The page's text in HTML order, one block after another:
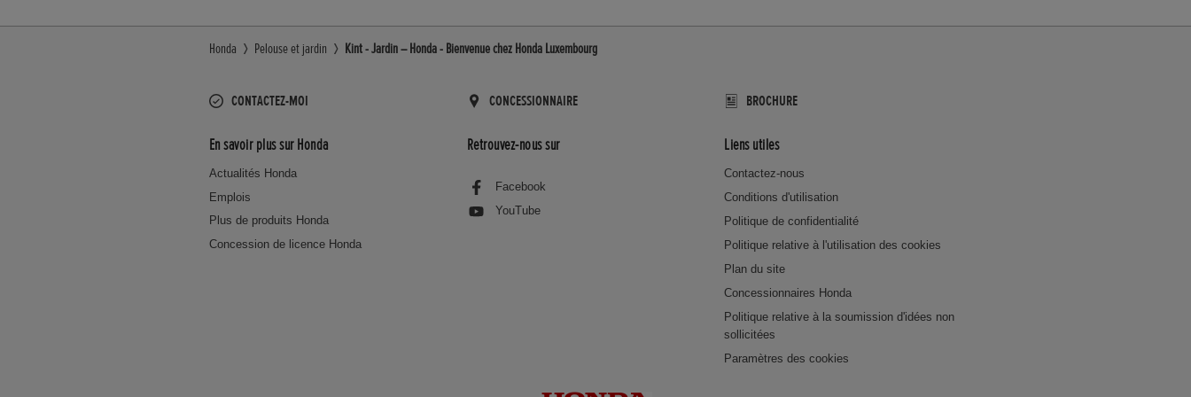
Honda Pelouse et jardin Kint - Jardin – Honda - Bienvenue chez Honda Luxembourg
CONTACTEZ-MOI CONCESSIONNAIRE BROCHURE
En savoir plus sur Honda
Actualités Honda
Emplois
Plus de produits Honda
Concession de licence Honda
Retrouvez-nous sur
Facebook
YouTube
Liens utiles
Contactez-nous
Conditions d'utilisation
Politique de confidentialité
Politique relative à l'utilisation des cookies
Plan du site
Concessionnaires Honda
Politique relative à la soumission d'idées non
sollicitées
Paramètres des cookies